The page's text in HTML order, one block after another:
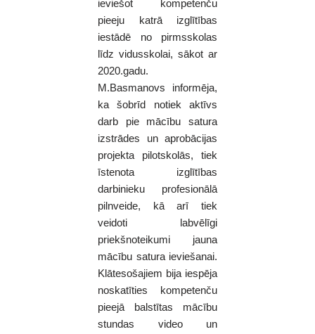
ieviešot kompetenču
pieeju katrā izglītības
iestādē no pirmsskolas
līdz vidusskolai, sākot ar
2020.gadu.
M.Basmanovs informēja,
ka šobrīd notiek aktīvs
darb pie mācību satura
izstrādes un aprobācijas
projekta pilotskolās, tiek
īstenota izglītības
darbinieku profesionālā
pilnveide, kā arī tiek
veidoti labvēlīgi
priekšnoteikumi jauna
mācību satura ieviešanai.
Klātesošajiem bija iespēja
noskatīties kompetenču
pieejā balstītas mācību
stundas video un